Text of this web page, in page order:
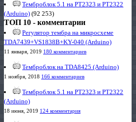
Темброблок 5.1 на PT2323 и PT2322
(Arduino) (92 253)
ТОП 10 - комментарии
Регулятор тембра на микросхеме
TDA7439+VS1838B+KY-040 (Arduino)
11 января, 2019 180 комментариев
Темброблок на TDA8425 (Arduino)
1 ноября, 2018 166 комментариев
Темброблок 5.1 на PT2323 и PT2322
(Arduino)
18 июня, 2019 124 комментария